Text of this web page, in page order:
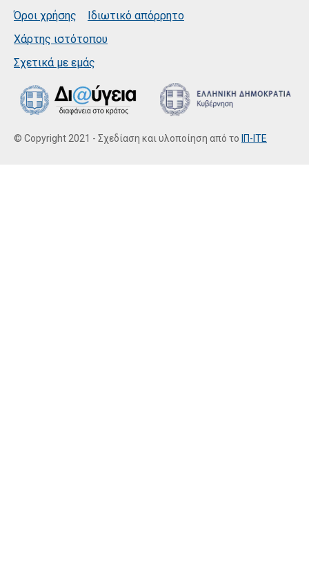
Όροι χρήσης
Ιδιωτικό απόρρητο
Χάρτης ιστότοπου
Σχετικά με εμάς
© Copyright 2021 - Σχεδίαση και υλοποίηση από το ΙΠ-ΙΤΕ